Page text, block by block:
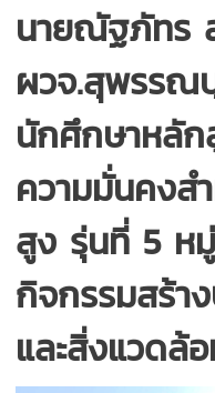
นายณัฐภัทร
ผวจ.สุพรรณ
นักศึกษาหลัก
ความมั่นคงส
สูง รุ่นที่ 5 ห
กิจกรรมสร้า
และสิ่งแวดล้